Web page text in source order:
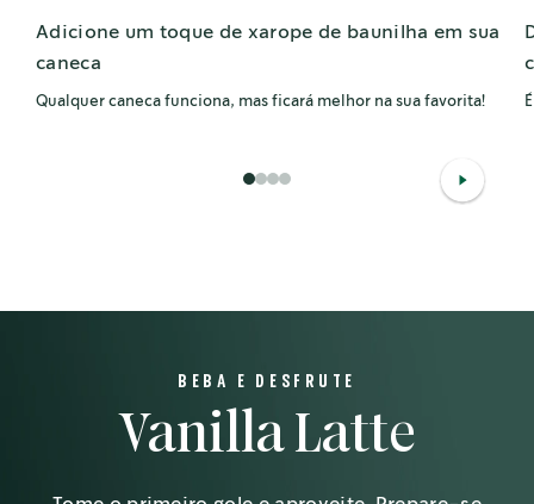
Adicione um toque de xarope de baunilha em sua
caneca
Qualquer caneca funciona, mas ficará melhor na sua favorita!
1 23
BEBA E DESFRUTE
Vanilla Latte